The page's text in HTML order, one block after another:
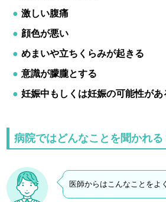
激しい腹痛
顔色が悪い
めまいや立ちくらみが起きる
意識が朦朧とする
妊娠中もしくは妊娠の可能性があ
病院ではどんなことを聞かれる
医師からはこんなことをよ